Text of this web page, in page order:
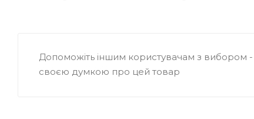
Допоможіть іншим користувачам з вибором -
своєю думкою про цей товар